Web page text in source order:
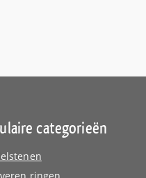
categorieën
ringen